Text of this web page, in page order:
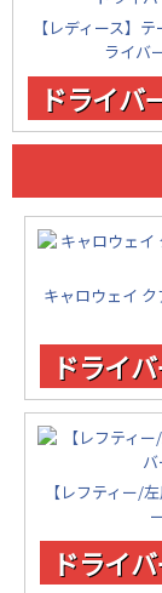
【レディース】
ライバ
ドライバ
キャロウェイ ク
ドライ
【レフティー/
ドライ